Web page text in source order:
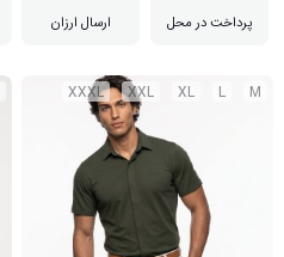
پرداخت در محل ارسال ارزان
M
L
XL
XXL
XXXL